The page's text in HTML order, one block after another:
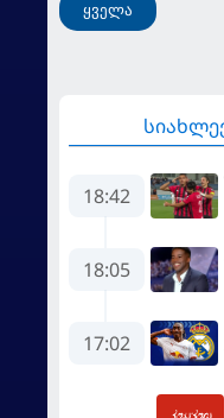
ყველა
18:42
18:05
17:02